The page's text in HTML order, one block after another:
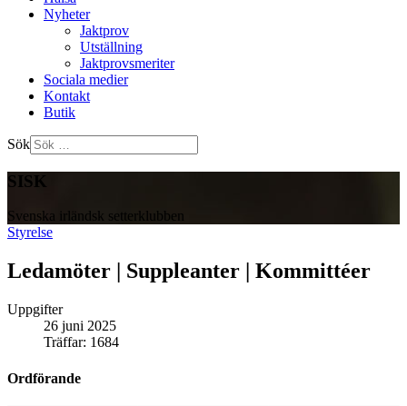
Nyheter
Jaktprov
Utställning
Jaktprovsmeriter
Sociala medier
Kontakt
Butik
Sök
SISK
Svenska irländsk setterklubben
Styrelse
Ledamöter | Suppleanter | Kommittéer
Uppgifter
26 juni 2025
Träffar: 1684
Ordförande